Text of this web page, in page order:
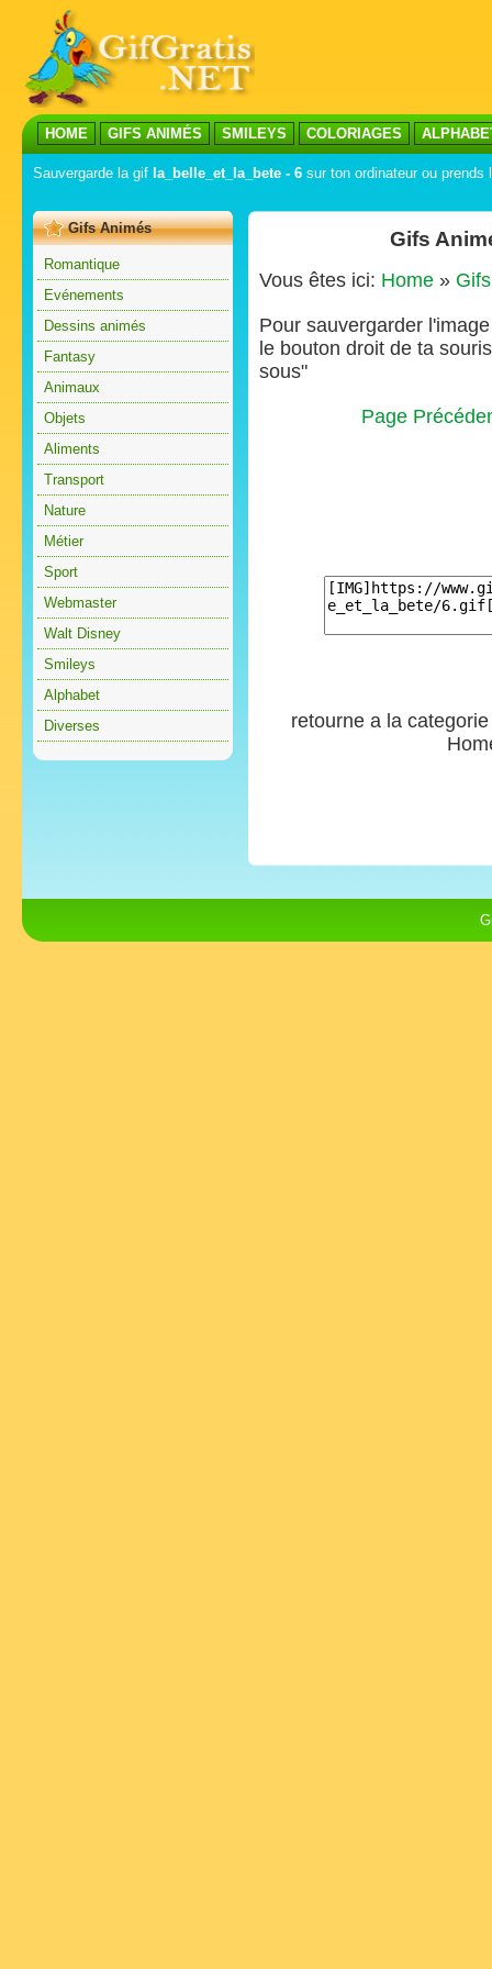
HOME GIFS ANIMÉS SMILEYS COLORIAGES
Sauvergarde la gif la_belle_et_la_bete - 6 sur ton ordinateur ou prends
Gifs Animés
Romantique
Evénements
Dessins animés
Fantasy
Animaux
Objets
Aliments
Transport
Nature
Métier
Sport
Webmaster
Walt Disney
Smileys
Alphabet
Diverses
Gifs
Vous êtes ici: Home »
Pour sauvergarder
le bouton droit de ta
sous"
Page
retourne a la